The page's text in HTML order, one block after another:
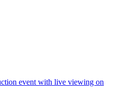
event with live viewing on